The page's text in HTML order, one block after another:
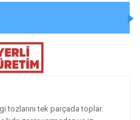
tozlarını tek parçada toplar.